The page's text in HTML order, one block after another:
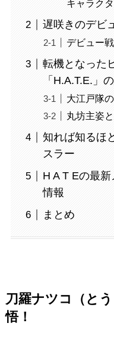
キャラク
遅咲きのデビ
デビュー
転機となった
「H.A.T.E.」
大江戸隊
丸坊主姿
知れば知るほ
スラー
H A T Eの最
情報
まとめ
刀羅ナツコ（と
悟！